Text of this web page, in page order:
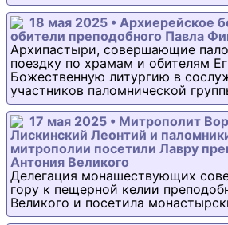
18 мая 2025 • Архиерейское
обители преподобного Павла
Архипастыри, совершающие
поездку по храмам и обителям
Божественную литургию в
участников паломнической
17 мая 2025 • Митрополит
Лискинский Леонтий и
митрополии посетили Лавру
Антония Великого
Делегация монашествующих
гору к пещерной келии
Великого и посетила